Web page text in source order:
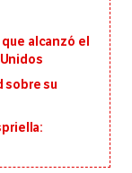
alcanzó el
sobre su